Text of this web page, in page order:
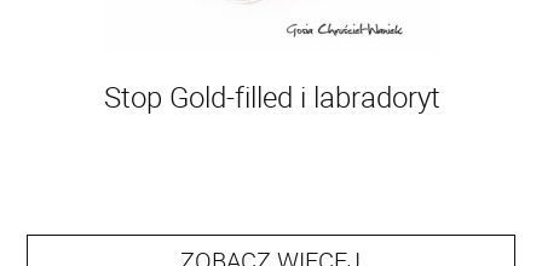
Stop Gold-filled i labradoryt